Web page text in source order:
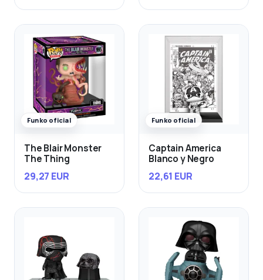
Funko oficial
The Blair Monster
The Thing
29,27 EUR
Funko oficial
Captain America
Blanco y Negro
22,61 EUR